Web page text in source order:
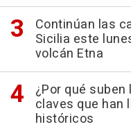
Continúan las
Sicilia este
volcán Etna
¿Por qué
claves que han
históricos